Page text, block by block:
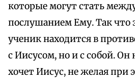
которые могут стать
послушанием Ему. Так что
ученик находится в
с Иисусом, но и с собой. Он
хочет Иисус, не желая при